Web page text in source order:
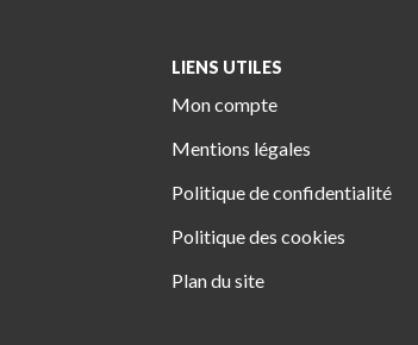
LIENS UTILES
Mon compte
Mentions légales
Politique de confidentialité
Politique des cookies
Plan du site